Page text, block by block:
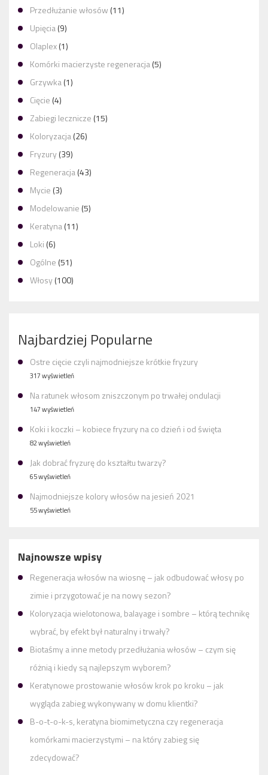
Przedłużanie włosów (11)
Upięcia(9)
Olaplex(1)
Komórki macierzyste regeneracja(5)
Grzywka(1)
Cięcie (4)
Zabiegi lecznicze (15)
Koloryzacja(26)
Fryzury(39)
Regeneracja(43)
Mycie (3)
Modelowanie (5)
Keratyna(11)
Loki (6)
Ogólne (51)
Włosy(100)
Najbardziej Popularne
Ostre cięcie czyli najmodniejsze krótkie fryzury
317 wyświetleń
Na ratunek włosom zniszczonym po trwałej ondulacji
147 wyświetleń
Koki i koczki – kobiece fryzury na co dzień i od święta
82 wyświetleń
Jak dobrać fryzurę do kształtu twarzy?
65 wyświetleń
Najmodniejsze kolory włosów na jesień 2021
55 wyświetleń
Najnowsze wpisy
Regeneracja włosów na wiosnę – jak odbudować włosy po
zimie i przygotować je na nowy sezon?
Koloryzacja wielotonowa, balayage i sombre – którą technikę
wybrać, by efekt był naturalny i trwały?
Biotaśmy a inne metody przedłużania włosów – czym się
różnią i kiedy są najlepszym wyborem?
Keratynowe prostowanie włosów krok po kroku – jak
wygląda zabieg wykonywany w domu klientki?
B-o-t-o-k-s, keratyna biomimetyczna czy regeneracja
komórkami macierzystymi – na który zabieg się
zdecydować?